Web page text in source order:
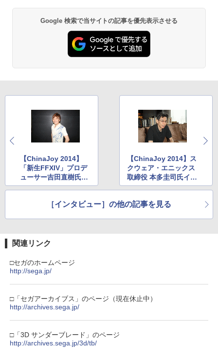
￥10,780
劇場版「鬼滅の刃」無限城編 第一章 猗
窩座再来 通常版 [Blu-ray]
￥3,982
劇場版「鬼滅の刃」無限城編 第一章 猗
窩座再来 通常版 [DVD]
劇場版「鬼滅の刃」無限城編 第一章 猗
窩座再来 完全生産限定版 [Blu-ray]
￥8,698
￥8,800
Google 検索で当サイトの記事を優先表示させる
【ChinaJoy 2014】
「新生FFXIV」プロデ
ューサー吉田直樹氏イ
ンタビュー
【ChinaJoy 2014】ス
クウェア・エニックス
取締役 本多圭司氏イン
タビュー
［インタビュー］の他の記事を見る
関連リンク
□セガのホームページ
http://sega.jp/
□「セガアーカイブス」のページ（現在休止中）
http://archives.sega.jp/
□「3D サンダーブレード」のページ
http://archives.sega.jp/3d/tb/